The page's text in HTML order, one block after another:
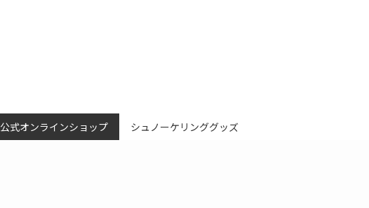
公式オンラインショップ シュノーケリンググッズ